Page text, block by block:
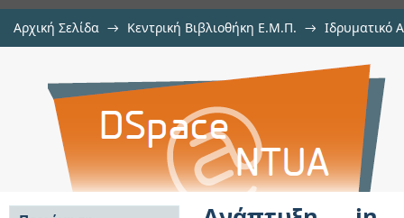
Αρχική Σελίδα → Κεντρική Βιβλιοθήκη Ε.Μ.Π. → Ιδρυματικό
Ανάπτυξη in vitro μοντέλου
ηπατοτοξικότητας σε πορώδη